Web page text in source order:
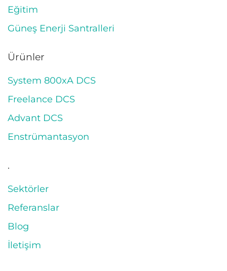
Eğitim
Güneş Enerji Santralleri
Ürünler
System 800xA DCS
Freelance DCS
Advant DCS
Enstrümantasyon
.
Sektörler
Referanslar
Blog
İletişim